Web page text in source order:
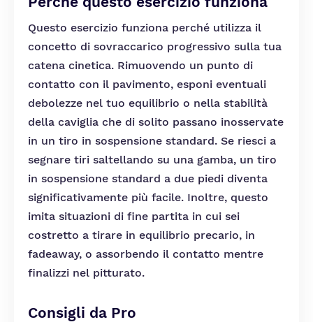
Questo esercizio funziona perché utilizza il
concetto di sovraccarico progressivo sulla tua
catena cinetica. Rimuovendo un punto di
contatto con il pavimento, esponi eventuali
debolezze nel tuo equilibrio o nella stabilità
della caviglia che di solito passano inosservate
in un tiro in sospensione standard. Se riesci a
segnare tiri saltellando su una gamba, un tiro
in sospensione standard a due piedi diventa
significativamente più facile. Inoltre, questo
imita situazioni di fine partita in cui sei
costretto a tirare in equilibrio precario, in
fadeaway, o assorbendo il contatto mentre
finalizzi nel pitturato.
Consigli da Pro